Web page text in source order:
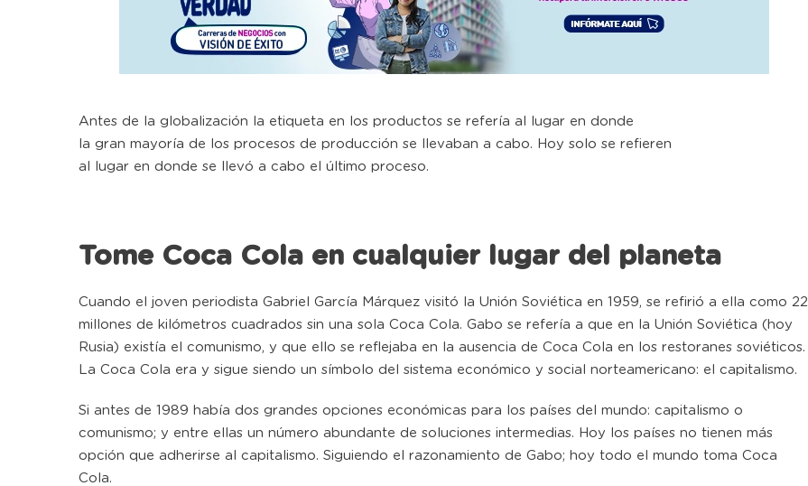
Antes de la globalización la etiqueta en los productos se refería al lugar en donde
la gran mayoría de los procesos de producción se llevaban a cabo. Hoy solo se refieren
al lugar en donde se llevó a cabo el último proceso.
Tome Coca Cola en cualquier lugar del planeta
Cuando el joven periodista Gabriel García Márquez visitó la Unión Soviética en 1959, se refirió a ella como 22
millones de kilómetros cuadrados sin una sola Coca Cola. Gabo se refería a que en la Unión Soviética (hoy
Rusia) existía el comunismo, y que ello se reflejaba en la ausencia de Coca Cola en los restoranes soviéticos.
La Coca Cola era y sigue siendo un símbolo del sistema económico y social norteamericano: el capitalismo.
Si antes de 1989 había dos grandes opciones económicas para los países del mundo: capitalismo o
comunismo; y entre ellas un número abundante de soluciones intermedias. Hoy los países no tienen más
opción que adherirse al capitalismo. Siguiendo el razonamiento de Gabo; hoy todo el mundo toma Coca
Cola.